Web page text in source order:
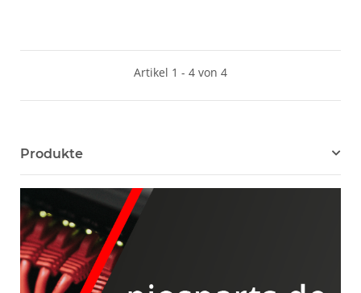
Artikel 1 - 4 von 4
Produkte